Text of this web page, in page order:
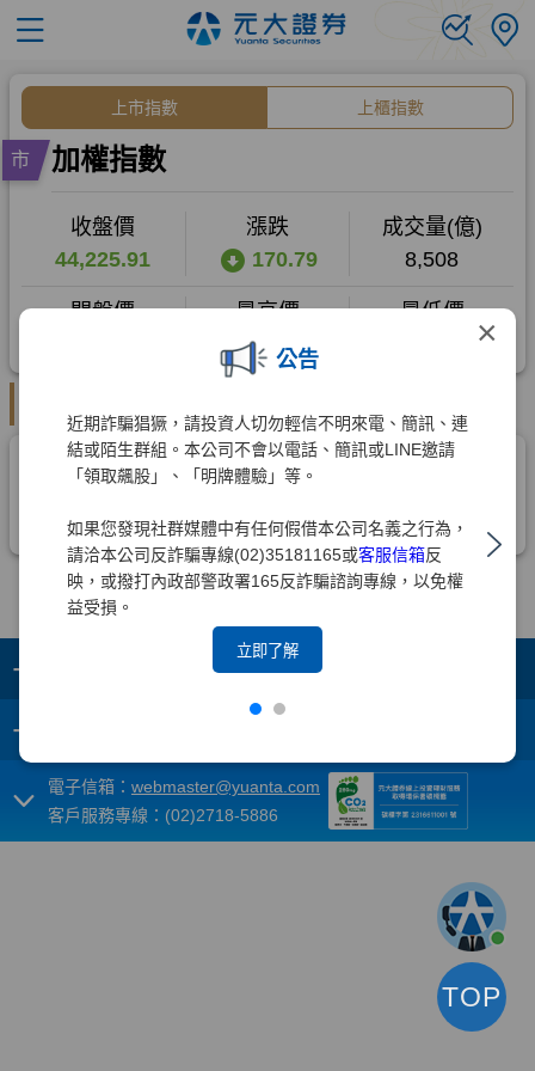
×
公告
近期詐騙猖獗，請投資人切勿輕信不明來電、簡訊、連
結或陌生群組。本公司不會以電話、簡訊或LINE邀請
「領取飆股」、「明牌體驗」等。
如果您發現社群媒體中有任何假借本公司名義之行為，
請洽本公司反詐騙專線(02)35181165或客服信箱反
映，或撥打內政部警政署165反詐騙諮詢專線，以免權
益受損。
立即了解
+
+
電子信箱： webmaster@yuanta.com
客戶服務專線：(02)2718-5886
TOP